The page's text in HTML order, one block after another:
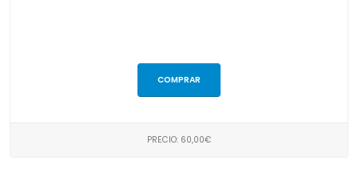
COMPRAR
PRECIO: 60,00€